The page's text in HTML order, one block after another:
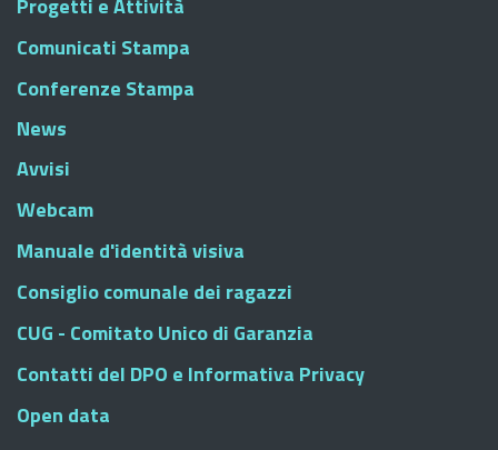
Comunicati Stampa
Conferenze Stampa
News
Avvisi
Webcam
Manuale d'identità visiva
Consiglio comunale dei ragazzi
CUG - Comitato Unico di Garanzia
Contatti del DPO e Informativa Privacy
Open data